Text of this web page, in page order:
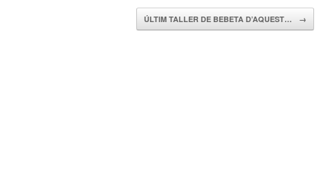
ÚLTIM TALLER DE BEBETA D’AQUEST… →